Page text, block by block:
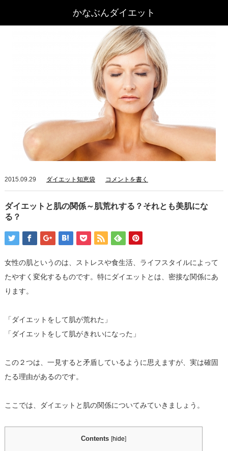
2015.09.29 ダイエット知恵袋 コメントを書く
ダイエットと肌の関係～肌荒れする？それとも美肌にな
る？
女性の肌というのは、ストレスや食生活、ライフスタイルによって
たやすく変化するものです。特にダイエットとは、密接な関係にあ
ります。
「ダイエットをして肌が荒れた」
「ダイエットをして肌がきれいになった」
この２つは、一見すると矛盾しているように思えますが、実は確固
たる理由があるのです。
ここでは、ダイエットと肌の関係についてみていきましょう。
Contents [hide]